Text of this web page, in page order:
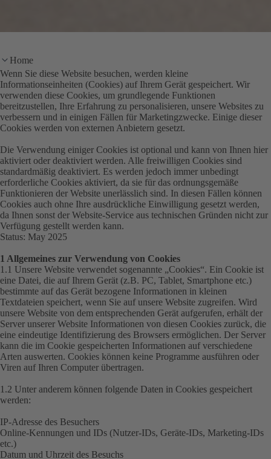
Home
Wenn Sie diese Website besuchen, werden kleine
Informationseinheiten (Cookies) auf Ihrem Gerät gespeichert. Wir
verwenden diese Cookies, um grundlegende Funktionen
bereitzustellen, Ihre Erfahrung zu personalisieren, unsere Websites zu
verbessern und in einigen Fällen für Marketingzwecke. Einige dieser
Cookies werden von externen Anbietern gesetzt.
Die Verwendung einiger Cookies ist optional und kann von Ihnen hier
aktiviert oder deaktiviert werden. Alle freiwilligen Cookies sind
standardmäßig deaktiviert. Es werden jedoch immer unbedingt
erforderliche Cookies aktiviert, da sie für das ordnungsgemäße
Funktionieren der Website unerlässlich sind. In diesen Fällen können
Cookies auch ohne Ihre ausdrückliche Einwilligung gesetzt werden,
da Ihnen sonst der Website-Service aus technischen Gründen nicht zur
Verfügung gestellt werden kann.
Status: May 2025
1 Allgemeines zur Verwendung von Cookies
1.1 Unsere Website verwendet sogenannte „Cookies“. Ein Cookie ist
eine Datei, die auf Ihrem Gerät (z.B. PC, Tablet, Smartphone etc.)
bestimmte auf das Gerät bezogene Informationen in kleinen
Textdateien speichert, wenn Sie auf unsere Website zugreifen. Wird
unsere Website von dem entsprechenden Gerät aufgerufen, erhält der
Server unserer Website Informationen von diesen Cookies zurück, die
eine eindeutige Identifizierung des Browsers ermöglichen. Der Server
kann die im Cookie gespeicherten Informationen auf verschiedene
Arten auswerten. Cookies können keine Programme ausführen oder
Viren auf Ihren Computer übertragen.
1.2 Unter anderem können folgende Daten in Cookies gespeichert
werden:
IP-Adresse des Besuchers
Online-Kennungen und IDs (Nutzer-IDs, Geräte-IDs, Marketing-IDs
etc.)
Datum und Uhrzeit des Besuchs